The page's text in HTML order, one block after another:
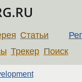
Статьи
Трекер Поиск